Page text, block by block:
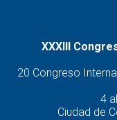
XXXIII
20 Congreso
4
Ciudad de